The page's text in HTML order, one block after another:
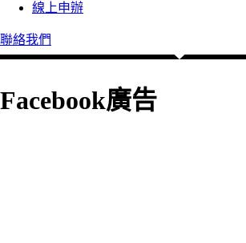
線上申辦
聯絡我們
Facebook廣告